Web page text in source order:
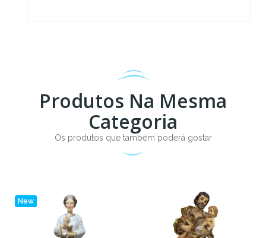
Produtos Na Mesma
Categoria
Os produtos que também poderá gostar
New